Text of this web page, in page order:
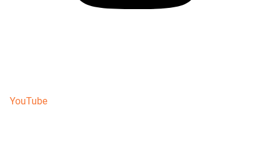
YouTube